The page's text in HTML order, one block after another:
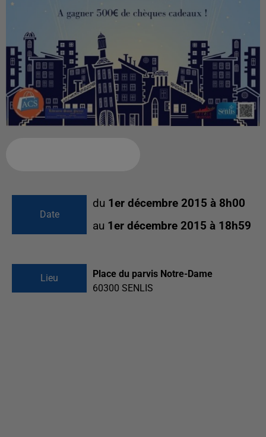
Date
du 1er décembre 2015 à 8h00
au 1er décembre 2015 à 18h59
Lieu
Place du parvis Notre-Dame
60300 SENLIS